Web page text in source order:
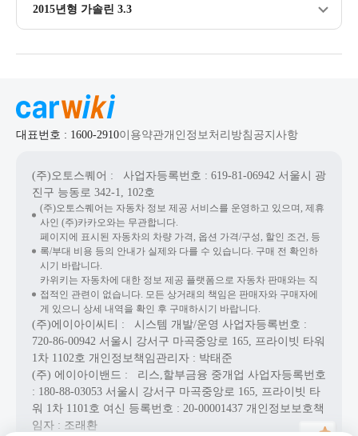
2015년형 가솔린 3.3
대표번호 : 1600-2910이용약관개인정보처리방침 공지사항
(주)오토스퀘어 : 사업자등록번호 : 619-81-06942 서울시 광
진구 능동로 342-1, 102호
(주)오토스퀘어는 자동차 정보 제공 서비스를 운영하고 있으며, 제휴
사인 (주)카카오와는 무관합니다.
페이지에 표시된 자동차의 차량 가격, 옵션 가격/구성, 할인 조건, 등
록/부대 비용 등의 안내가 실제와 다를 수 있습니다. 구매 전 확인하
시기 바랍니다.
카위키는 자동차에 대한 정보 제공 플랫폼으로 자동차 판매와는 직
접적인 관련이 없습니다. 모든 상거래의 책임은 판매자와 구매자에
게 있으니 상세 내역을 확인 후 구매하시기 바랍니다.
(주)에이아이씨티 : 시스템 개발/운영 사업자등록번호 :
720-86-00942 서울시 강서구 마곡중앙로 165, 프라이빗 타워
1차 1102호 개인정보책임관리자 : 박태준
(주) 에이아이밴드 : 리스,할부금융 중개업 사업자등록번호
: 180-88-03053 서울시 강서구 마곡중앙로 165, 프라이빗 타
워 1차 1101호 여신 등록번호 : 20-00001437 개인정보보호책
임자 : 조래환